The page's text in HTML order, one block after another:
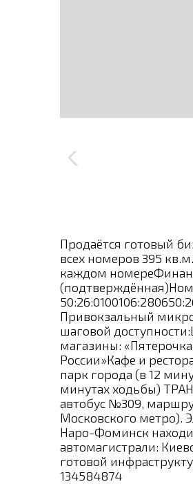
Продаётся готовый
всех номеров 395
каждом
Привокзальный
шаговой
магазины:
России»Кафе и
парк города (в 12
минутах ходьбы)
автобус №309,
Московского метро).
Наро-Фоминск
автомагистрали:
готовой
134584874